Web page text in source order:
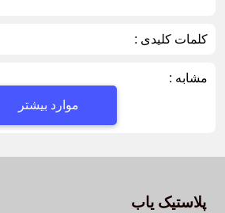
کلمات کلیدی :
مشابه :
موارد بیشتر
پلاستیک یاب